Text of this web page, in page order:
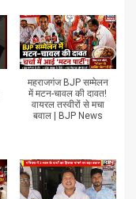
महराजगंज BJP सम्मेलन
में मटन-चावल की दावत!
वायरल तस्वीरों से मचा
बवाल | BJP News